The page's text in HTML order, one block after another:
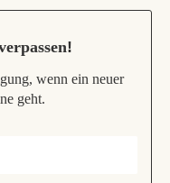
!
wenn ein neuer
geht.